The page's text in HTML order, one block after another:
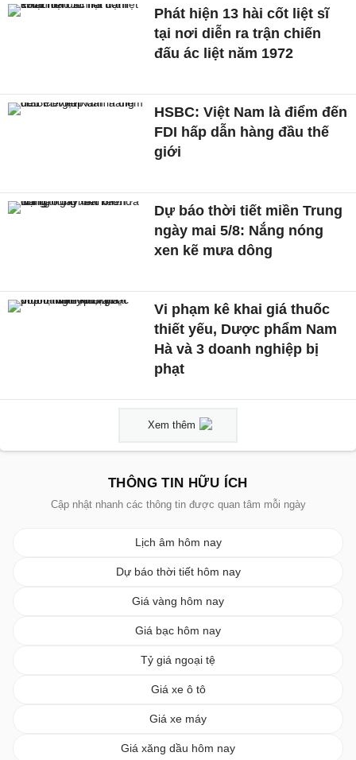
Phát hiện 13 hài cốt liệt sĩ
tại nơi diễn ra trận chiến
đấu ác liệt năm 1972
HSBC: Việt Nam là điểm đến
FDI hấp dẫn hàng đầu thế
giới
Dự báo thời tiết miền Trung
ngày mai 5/8: Nắng nóng
xen kẽ mưa dông
Vi phạm kê khai giá thuốc
thiết yếu, Dược phẩm Nam
Hà và 3 doanh nghiệp bị
phạt
Xem thêm
THÔNG TIN HỮU ÍCH
Cập nhật nhanh các thông tin được quan tâm mỗi ngày
Lịch âm hôm nay
Dự báo thời tiết hôm nay
Giá vàng hôm nay
Giá bạc hôm nay
Tỷ giá ngoại tệ
Giá xe ô tô
Giá xe máy
Giá xăng dầu hôm nay